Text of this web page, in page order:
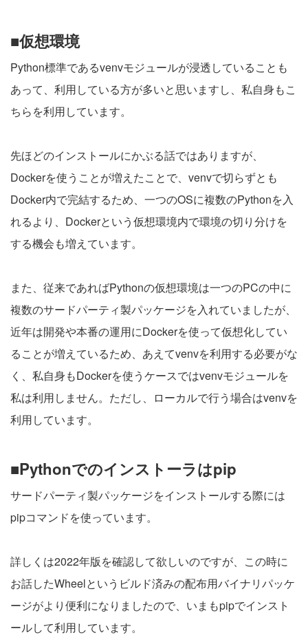
■仮想環境
Python標準であるvenvモジュールが浸透していることも
あって、利用している方が多いと思いますし、私自身もこ
ちらを利用しています。
先ほどのインストールにかぶる話ではありますが、
Dockerを使うことが増えたことで、venvで切らずとも
Docker内で完結するため、一つのOSに複数のPythonを入
れるより、Dockerという仮想環境内で環境の切り分けを
する機会も増えています。
また、従来であればPythonの仮想環境は一つのPCの中に
複数のサードパーティ製パッケージを入れていましたが、
近年は開発や本番の運用にDockerを使って仮想化してい
ることが増えているため、あえてvenvを利用する必要がな
く、私自身もDockerを使うケースではvenvモジュールを
私は利用しません。ただし、ローカルで行う場合はvenvを
利用しています。
■Pythonでのインストーラはpip
サードパーティ製パッケージをインストールする際には
pipコマンドを使っています。
詳しくは2022年版を確認して欲しいのですが、この時に
お話したWheelというビルド済みの配布用バイナリパッケ
ージがより便利になりましたので、いまもpipでインスト
ールして利用しています。